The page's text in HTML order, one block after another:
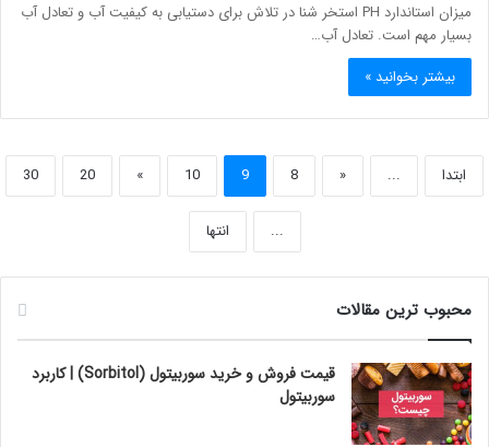
میزان استاندارد PH استخر شنا در تلاش برای دستیابی به کیفیت آب و تعادل آب
بسیار مهم است. تعادل آب…
بیشتر بخوانید »
ابتدا ...
«
8
9
10
»
20
30
... انتها
محبوب ترین مقالات
قیمت فروش و خرید سوربیتول (Sorbitol) | کاربرد
سوربیتول